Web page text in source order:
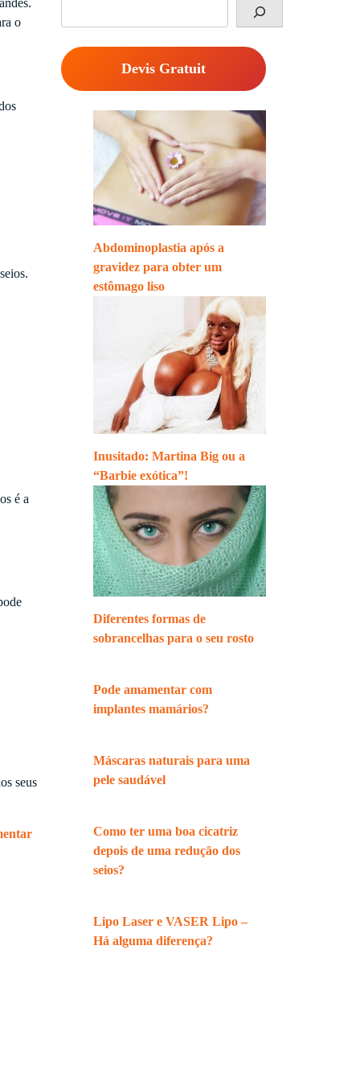
o
é a
seus
Devis Gratuit
Abdominoplastia após a
gravidez para obter um
estômago liso
Inusitado: Martina Big ou a
“Barbie exótica”!
Diferentes formas de
sobrancelhas para o seu rosto
Pode amamentar com
implantes mamários?
Máscaras naturais para uma
pele saudável
Como ter uma boa cicatriz
depois de uma redução dos
seios?
Lipo Laser e VASER Lipo –
Há alguma diferença?